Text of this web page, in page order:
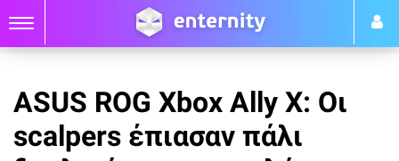
ASUS ROG Xbox Ally X: Οι
scalpers έπιασαν πάλι